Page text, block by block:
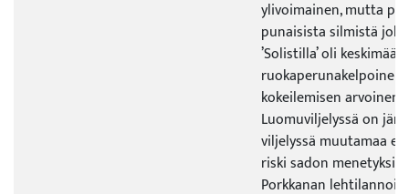
ylivoimainen, mutta
punaisista silmistä
’Solistilla’ oli
ruokaperunakelpoinen
kokeilemisen arvoinen
Luomuviljelyssä on
viljelyssä muutamaa
riski sadon
Porkkanan